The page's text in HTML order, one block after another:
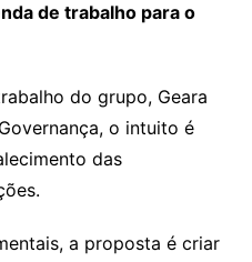
de trabalho para o
do grupo, Geara
o intuito é
das
a proposta é criar